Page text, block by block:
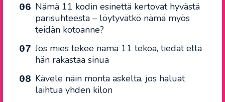
Nämä 11 kodin esinettä kertovat hyvästä
parisuhteesta – löytyvätkö nämä myös
teidän kotoanne?
Jos mies tekee nämä 11 tekoa, tiedät että
hän rakastaa sinua
Kävele näin monta askelta, jos haluat
laihtua yhden kilon